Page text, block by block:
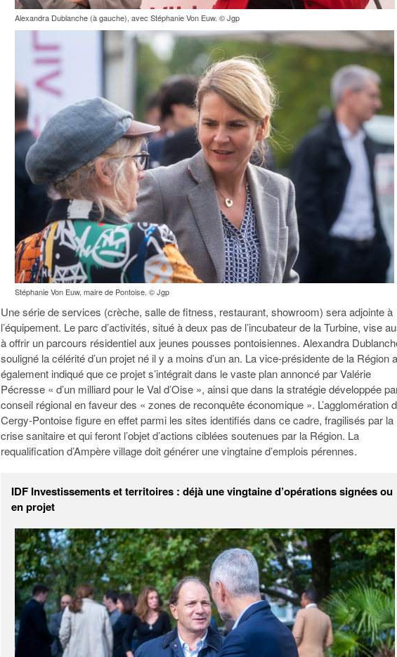
Alexandra Dublanche (à gauche), avec Stéphanie Von Euw. © Jgp
Stéphanie Von Euw, maire de Pontoise. © Jgp
Une série de services (crèche, salle de fitness, restaurant, showroom) sera adjointe à
l’équipement. Le parc d’activités, situé à deux pas de l’incubateur de la Turbine, vise
à offrir un parcours résidentiel aux jeunes pousses pontoisiennes. Alexandra
souligné la célérité d’un projet né il y a moins d’un an. La vice-présidente de la Région a
également indiqué que ce projet s’intégrait dans le vaste plan annoncé par Valérie
Pécresse « d’un milliard pour le Val d’Oise », ainsi que dans la stratégie développée
conseil régional en faveur des « zones de reconquête économique ». L’agglomération
Cergy-Pontoise figure en effet parmi les sites identifiés dans ce cadre, fragilisés par la
crise sanitaire et qui feront l’objet d’actions ciblées soutenues par la Région. La
requalification d’Ampère village doit générer une vingtaine d’emplois pérennes.
IDF Investissements et territoires : déjà une vingtaine d’opérations signées ou
en projet